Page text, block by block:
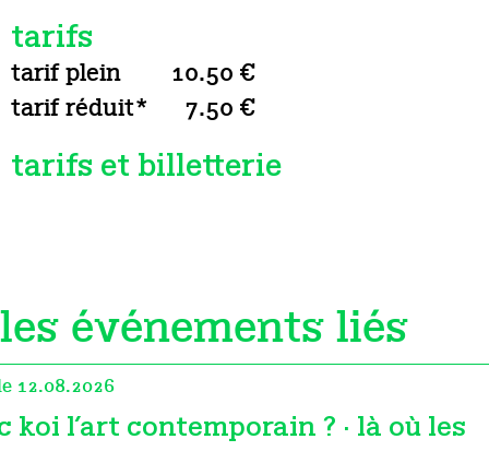
tarifs
tarif plein
10.50 €
tarif réduit*
7.50 €
tarifs et billetterie
les événements liés
12.08.2026
koi l’art contemporain ? · là où les